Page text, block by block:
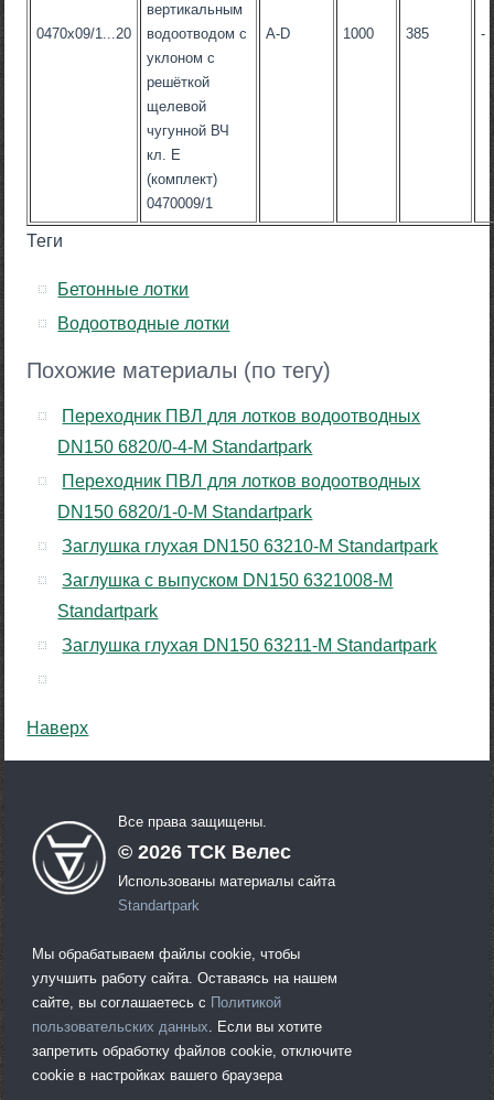
0470x09/1...20
вертикальным
водоотводом с
уклоном с
решёткой
щелевой
чугунной ВЧ
кл. Е
(комплект)
0470009/1
А-D 1000 385 -
Теги
Бетонные лотки
Водоотводные лотки
Похожие материалы (по тегу)
Переходник ПВЛ для лотков водоотводных
DN150 6820/0-4-М Standartpark
Переходник ПВЛ для лотков водоотводных
DN150 6820/1-0-М Standartpark
Заглушка глухая DN150 63210-М Standartpark
Заглушка с выпуском DN150 6321008-М
Standartpark
Заглушка глухая DN150 63211-М Standartpark
Наверх
Все права защищены.
©2026 ТСК Велес
Использованы материалы сайта
Standartpark
Мы обрабатываем файлы cookie, чтобы
улучшить работу сайта. Оставаясь на нашем
сайте, вы соглашаетесь с Политикой
пользовательских данных . Если вы хотите
запретить обработку файлов cookie, отключите
cookie в настройках вашего браузера